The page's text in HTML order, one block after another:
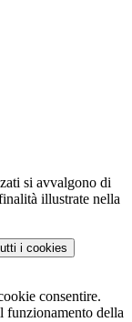
si avvalgono di
illustrate nella
i cookies
consentire.
funzionamento della